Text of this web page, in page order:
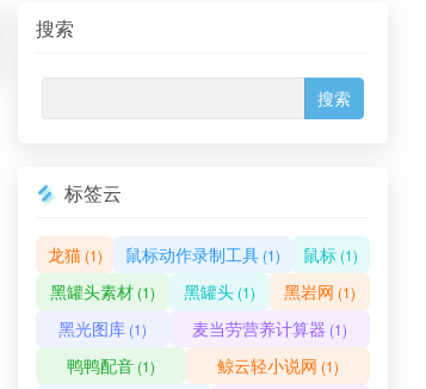
搜索
标签云
龙猫(1) 鼠标动作录制工具(1) 鼠标 (1)
黑罐头素材 (1) 黑罐头 (1) 黑岩网 (1)
黑光图库 (1) 麦当劳营养计算器 (1)
鸭鸭配音 (1) 鲸云轻小说网 (1)